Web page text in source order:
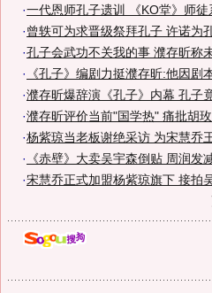
·一代恩师孔子遗训 《KO堂》师徒
·曾轶可为求晋级祭拜孔子 许诺为
·孔子会武功不关我的事 濮存昕称
· 《孔子》编剧力挺濮存昕:他因剧
·濮存昕爆辞演《孔子》内幕 孔子
·濮存昕评价当前"国学热" 痛批胡玫
·杨紫琼当老板谢绝采访 为宋慧乔
· 《赤壁》大卖吴宇森倒贴 周润发
·宋慧乔正式加盟杨紫琼旗下 接拍